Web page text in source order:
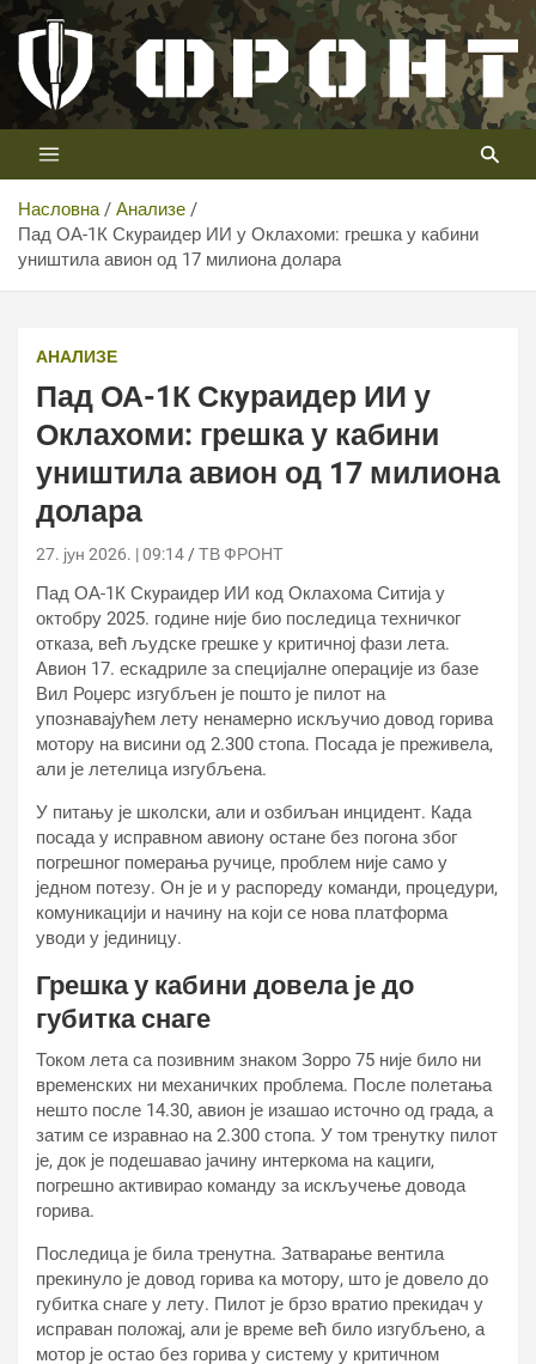
Скип
цонтент
Телевизија ФРОНТ
Први војни канал у Србији
Насловна
Анализе
Пад ОА-1К Скyраидер ИИ у Оклахоми: грешка у кабини
уништила авион од 17 милиона долара
АНАЛИЗЕ
Пад ОА-1К Скyраидер ИИ у
Оклахоми: грешка у кабини
уништила авион од 17 милиона
долара
27. јун 2026. | 09:14 ТВ ФРОНТ
Пад ОА-1К Скyраидер ИИ код Оклахома Ситија у
октобру 2025. године није био последица техничког
отказа, већ људске грешке у критичној фази лета.
Авион 17. ескадриле за специјалне операције из базе
Вил Роџерс изгубљен је пошто је пилот на
упознавајућем лету ненамерно искључио довод горива
мотору на висини од 2.300 стопа. Посада је преживела,
али је летелица изгубљена.
У питању је школски, али и озбиљан инцидент. Када
посада у исправном авиону остане без погона због
погрешног померања ручице, проблем није само у
једном потезу. Он је и у распореду команди, процедури,
комуникацији и начину на који се нова платформа
уводи у јединицу.
Грешка у кабини довела је до
губитка снаге
Током лета са позивним знаком Зорро 75 није било ни
временских ни механичких проблема. После полетања
нешто после 14.30, авион је изашао источно од града, а
затим се изравнао на 2.300 стопа. У том тренутку пилот
је, док је подешавао јачину интеркома на кациги,
погрешно активирао команду за искључење довода
горива.
Последица је била тренутна. Затварање вентила
прекинуло је довод горива ка мотору, што је довело до
губитка снаге у лету. Пилот је брзо вратио прекидач у
исправан положај, али је време већ било изгубљено, а
мотор је остао без горива у систему у критичном